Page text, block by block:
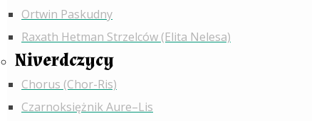
Ortwin Paskudny
Raxath Hetman Strzelców (Elita Nelesa)
Niverdczycy
Chorus (Chor-Ris)
Czarnoksiężnik Aure–Lis